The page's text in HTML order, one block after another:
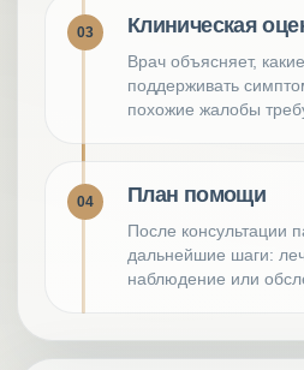
03 Клиническая
Врач объясняет,
поддерживать
похожие жалобы
04 План помощи
После консультации
дальнейшие шаги:
наблюдение или